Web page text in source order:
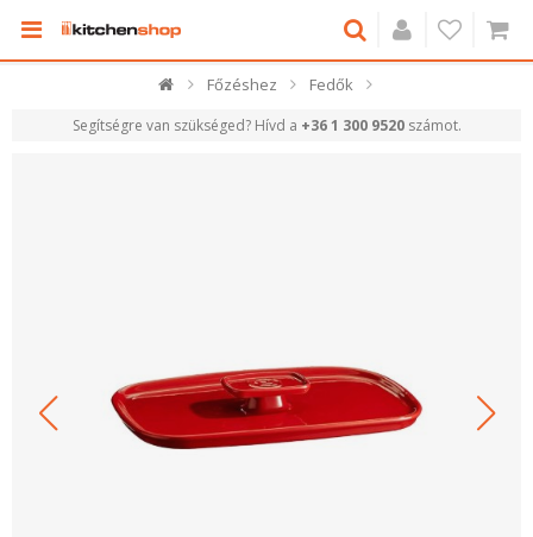
Főzéshez Fedők
Segítségre van szükséged? Hívd a +36 1 300 9520számot.